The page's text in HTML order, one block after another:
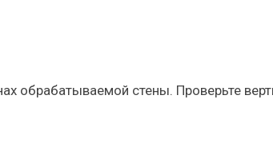
обрабатываемой стены. Проверьте